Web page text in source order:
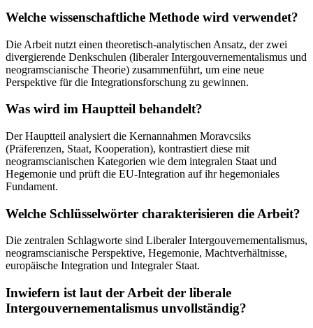
Welche wissenschaftliche Methode wird verwendet?
Die Arbeit nutzt einen theoretisch-analytischen Ansatz, der zwei
divergierende Denkschulen (liberaler Intergouvernementalismus und
neogramscianische Theorie) zusammenführt, um eine neue
Perspektive für die Integrationsforschung zu gewinnen.
Was wird im Hauptteil behandelt?
Der Hauptteil analysiert die Kernannahmen Moravcsiks
(Präferenzen, Staat, Kooperation), kontrastiert diese mit
neogramscianischen Kategorien wie dem integralen Staat und
Hegemonie und prüft die EU-Integration auf ihr hegemoniales
Fundament.
Welche Schlüsselwörter charakterisieren die Arbeit?
Die zentralen Schlagworte sind Liberaler Intergouvernementalismus,
neogramscianische Perspektive, Hegemonie, Machtverhältnisse,
europäische Integration und Integraler Staat.
Inwiefern ist laut der Arbeit der liberale
Intergouvernementalismus unvollständig?